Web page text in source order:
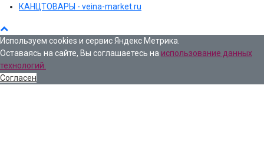
КАНЦТОВАРЫ - veina-market.ru
Используем cookies и сервис Яндекс Метрика.
Оставаясь на сайте, Вы соглашаетесь на использование данных
технологий.
Согласен